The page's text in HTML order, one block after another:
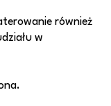
również
w